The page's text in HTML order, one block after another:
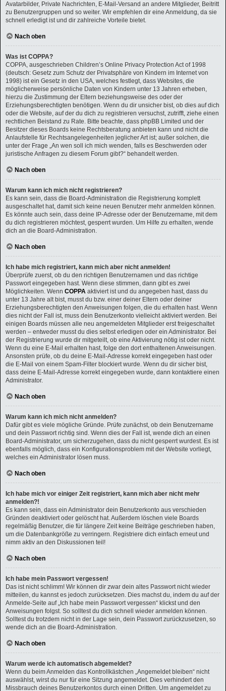
Avatarbilder, Private Nachrichten, E-Mail-Versand an andere Mitglieder, Beitritt
zu Benutzergruppen und so weiter. Wir empfehlen dir eine Anmeldung, da sie
schnell erledigt ist und dir zahlreiche Vorteile bietet.
Nach oben
Was ist COPPA?
COPPA, ausgeschrieben Children’s Online Privacy Protection Act of 1998
(deutsch: Gesetz zum Schutz der Privatsphäre von Kindern im Internet von
1998) ist ein Gesetz in den USA, welches festlegt, dass Websites, die
möglicherweise persönliche Daten von Kindern unter 13 Jahren erheben,
hierzu die Zustimmung der Eltern beziehungsweise des oder der
Erziehungsberechtigten benötigen. Wenn du dir unsicher bist, ob dies auf dich
oder die Website, auf der du dich zu registrieren versuchst, zutrifft, ziehe einen
rechtlichen Beistand zu Rate. Bitte beachte, dass phpBB Limited und der
Besitzer dieses Boards keine Rechtsberatung anbieten kann und nicht die
Anlaufstelle für Rechtsangelegenheiten jeglicher Art ist; außer solchen, die
unter der Frage „An wen soll ich mich wenden, falls es Beschwerden oder
juristische Anfragen zu diesem Forum gibt?“ behandelt werden.
Nach oben
Warum kann ich mich nicht registrieren?
Es kann sein, dass die Board-Administration die Registrierung komplett
ausgeschaltet hat, damit sich keine neuen Benutzer mehr anmelden können.
Es könnte auch sein, dass deine IP-Adresse oder der Benutzername, mit dem
du dich registrieren möchtest, gesperrt wurden. Um Hilfe zu erhalten, wende
dich an die Board-Administration.
Nach oben
Ich habe mich registriert, kann mich aber nicht anmelden!
Überprüfe zuerst, ob du den richtigen Benutzernamen und das richtige
Passwort eingegeben hast. Wenn diese stimmen, dann gibt es zwei
Möglichkeiten. Wenn COPPA aktiviert ist und du angegeben hast, dass du
unter 13 Jahre alt bist, musst du bzw. einer deiner Eltern oder deiner
Erziehungsberechtigten den Anweisungen folgen, die du erhalten hast. Wenn
dies nicht der Fall ist, muss dein Benutzerkonto vielleicht aktiviert werden. Bei
einigen Boards müssen alle neu angemeldeten Mitglieder erst freigeschaltet
werden – entweder musst du dies selbst erledigen oder ein Administrator. Bei
der Registrierung wurde dir mitgeteilt, ob eine Aktivierung nötig ist oder nicht.
Wenn du eine E-Mail erhalten hast, folge den dort enthaltenen Anweisungen.
Ansonsten prüfe, ob du deine E-Mail-Adresse korrekt eingegeben hast oder
die E-Mail von einem Spam-Filter blockiert wurde. Wenn du dir sicher bist,
dass deine E-Mail-Adresse korrekt eingegeben wurde, dann kontaktiere einen
Administrator.
Nach oben
Warum kann ich mich nicht anmelden?
Dafür gibt es viele mögliche Gründe. Prüfe zunächst, ob dein Benutzername
und dein Passwort richtig sind. Wenn dies der Fall ist, wende dich an einen
Board-Administrator, um sicherzugehen, dass du nicht gesperrt wurdest. Es ist
ebenfalls möglich, dass ein Konfigurationsproblem mit der Website vorliegt,
welches ein Administrator lösen muss.
Nach oben
Ich habe mich vor einiger Zeit registriert, kann mich aber nicht mehr
anmelden?!
Es kann sein, dass ein Administrator dein Benutzerkonto aus verschieden
Gründen deaktiviert oder gelöscht hat. Außerdem löschen viele Boards
regelmäßig Benutzer, die für längere Zeit keine Beiträge geschrieben haben,
um die Datenbankgröße zu verringern. Registriere dich einfach erneut und
nimm aktiv an den Diskussionen teil!
Nach oben
Ich habe mein Passwort vergessen!
Das ist nicht schlimm! Wir können dir zwar dein altes Passwort nicht wieder
mitteilen, du kannst es jedoch zurücksetzen. Dies machst du, indem du auf der
Anmelde-Seite auf „Ich habe mein Passwort vergessen“ klickst und den
Anweisungen folgst. So solltest du dich schnell wieder anmelden können.
Solltest du trotzdem nicht in der Lage sein, dein Passwort zurückzusetzen, so
wende dich an die Board-Administration.
Nach oben
Warum werde ich automatisch abgemeldet?
Wenn du beim Anmelden das Kontrollkästchen „Angemeldet bleiben“ nicht
auswählst, wirst du nur für eine Sitzung angemeldet. Dies verhindert den
Missbrauch deines Benutzerkontos durch einen Dritten. Um angemeldet zu